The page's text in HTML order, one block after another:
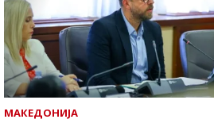
МАКЕДОНИЈА